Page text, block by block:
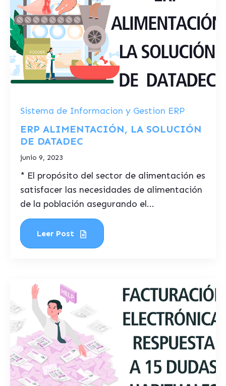
Sistema de Informacion y Gestion ERP
ERP ALIMENTACIÓN, LA SOLUCIÓN
DE DATADEC
junio 9, 2023
* El propósito del sector de alimentación es
satisfacer las necesidades de alimentación
de la población asegurando el...
Leer Post